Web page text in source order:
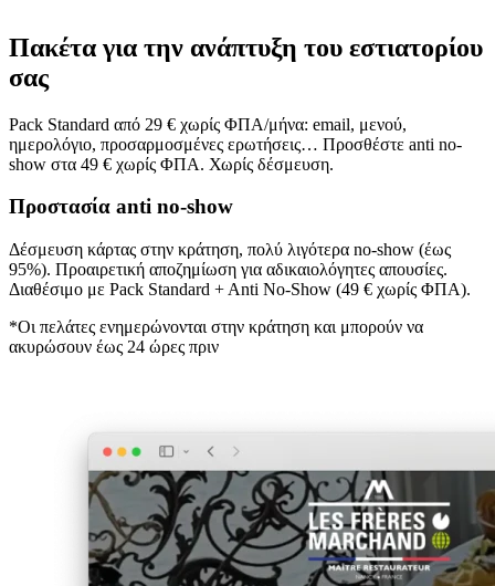
Πακέτα για την ανάπτυξη του εστιατορίου
σας
Pack Standard από 29 € χωρίς ΦΠΑ/μήνα: email, μενού,
ημερολόγιο, προσαρμοσμένες ερωτήσεις… Προσθέστε anti no-
show στα 49 € χωρίς ΦΠΑ. Χωρίς δέσμευση.
Προστασία anti no-show
Δέσμευση κάρτας στην κράτηση, πολύ λιγότερα no-show (έως
95%). Προαιρετική αποζημίωση για αδικαιολόγητες απουσίες.
Διαθέσιμο με Pack Standard + Anti No-Show (49 € χωρίς ΦΠΑ).
*Οι πελάτες ενημερώνονται στην κράτηση και μπορούν να
ακυρώσουν έως 24 ώρες πριν